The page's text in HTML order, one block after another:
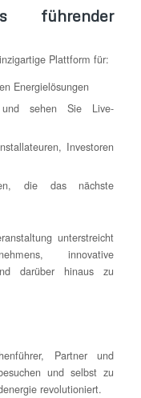
führender
Plattform für:
Energielösungen
und sehen Sie Live-
Investoren
die das nächste
unterstreicht
innovative
darüber hinaus zu
Partner und
und selbst zu
revolutioniert.